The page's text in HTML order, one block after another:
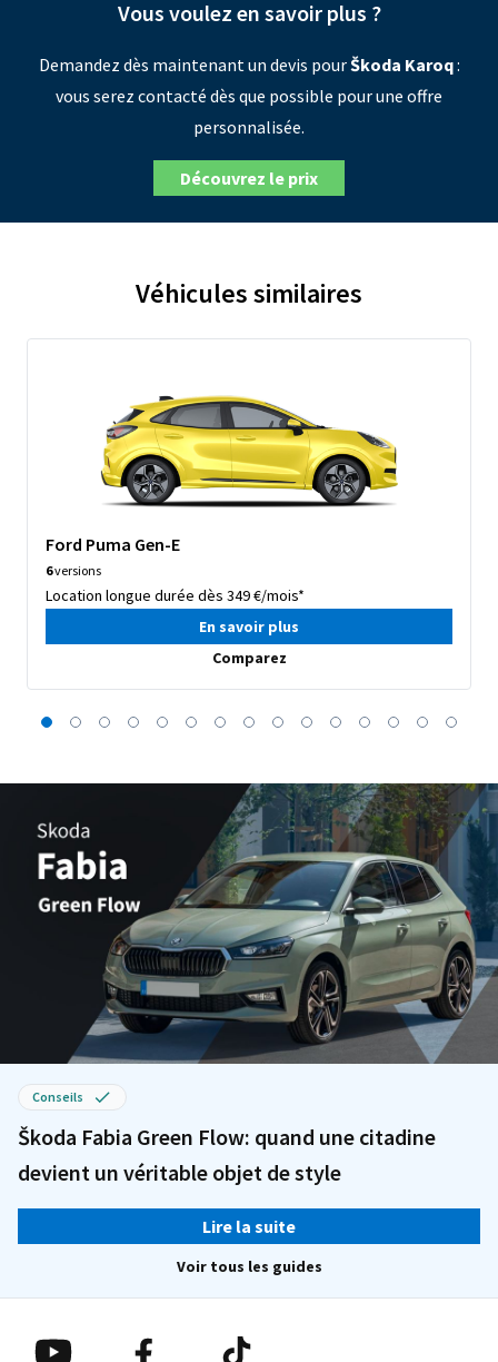
Vous voulez en savoir plus ?
Demandez dès maintenant un devis pourŠkoda Karoq:
vous serez contacté dès que possible pour une offre
personnalisée.
Découvrez le prix
Véhicules similaires
Ford Puma Gen-E
6versions
Location longue durée dès 349 €/mois*
En savoir plus
Comparez
Conseils
Škoda Fabia Green Flow: quand une citadine
devient un véritable objet de style
Lire la suite
Voir tous les guides